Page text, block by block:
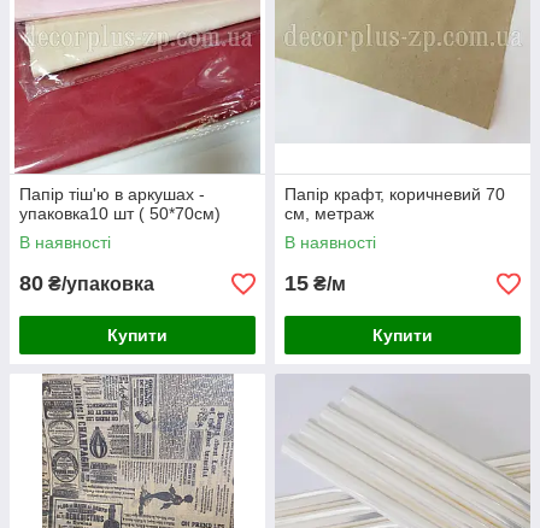
Папір тіш'ю в аркушах -
упаковка10 шт ( 50*70см)
В наявності
80 ₴/упаковка
Купити
Папір крафт, коричневий 70
см, метраж
В наявності
15 ₴/м
Купити